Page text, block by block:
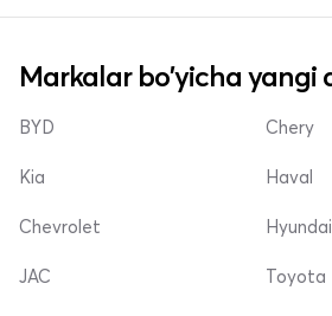
Markalar bo'yicha yangi
BYD
Kia
Chevrolet
Chery
Haval
Hyundai
JAC Toyota